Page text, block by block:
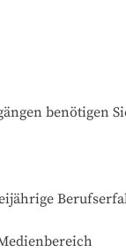
benötigen